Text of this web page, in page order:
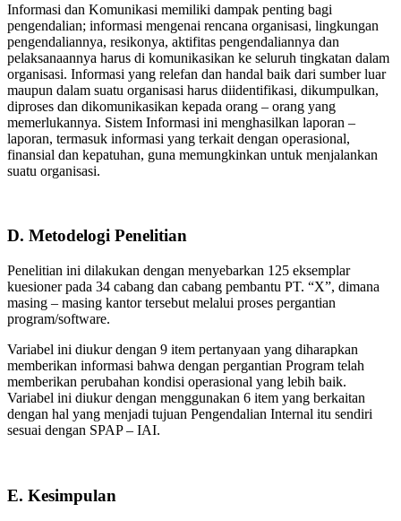
Informasi dan Komunikasi memiliki dampak penting bagi
pengendalian; informasi mengenai rencana organisasi, lingkungan
pengendaliannya, resikonya, aktifitas pengendaliannya dan
pelaksanaannya harus di komunikasikan ke seluruh tingkatan dalam
organisasi. Informasi yang relefan dan handal baik dari sumber luar
maupun dalam suatu organisasi harus diidentifikasi, dikumpulkan,
diproses dan dikomunikasikan kepada orang – orang yang
memerlukannya. Sistem Informasi ini menghasilkan laporan –
laporan, termasuk informasi yang terkait dengan operasional,
finansial dan kepatuhan, guna memungkinkan untuk menjalankan
suatu organisasi.
D. Metodelogi Penelitian
Penelitian ini dilakukan dengan menyebarkan 125 eksemplar
kuesioner pada 34 cabang dan cabang pembantu PT. “X”, dimana
masing – masing kantor tersebut melalui proses pergantian
program/software.
Variabel ini diukur dengan 9 item pertanyaan yang diharapkan
memberikan informasi bahwa dengan pergantian Program telah
memberikan perubahan kondisi operasional yang lebih baik.
Variabel ini diukur dengan menggunakan 6 item yang berkaitan
dengan hal yang menjadi tujuan Pengendalian Internal itu sendiri
sesuai dengan SPAP – IAI.
E. Kesimpulan